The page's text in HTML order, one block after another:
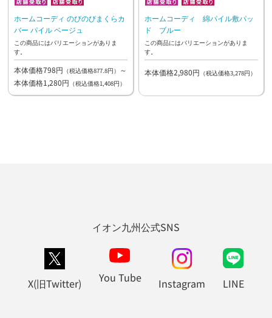
ホームコーディ のびのびまくらカ
バー パイル ベージュ
この商品にはバリエーションがありま
す。
本体価格798円 （税込価格877.8円） ～
本体価格1,280円 （税込価格1,408円）
ホームコーディ 綿パイル敷パッ
ド ブルー
この商品にはバリエーションがありま
す。
本体価格2,980円 （税込価格3,278円）
イオン九州公式SNS
X(旧Twitter) You Tube Instagram LINE